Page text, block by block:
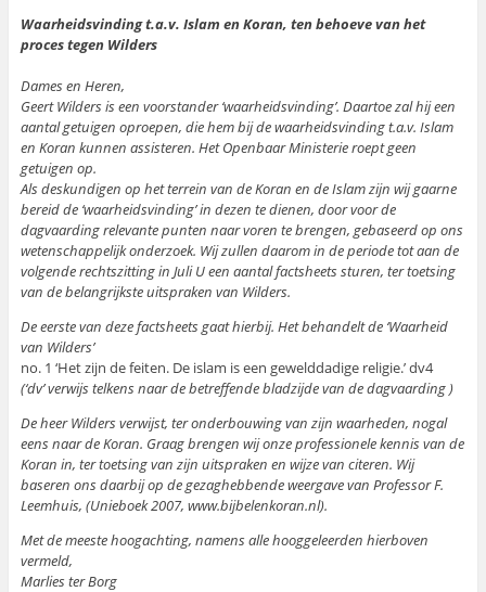
Waarheidsvinding t.a.v. Islam en Koran, ten behoeve van het
proces tegen Wilders
Dames en Heren,
Geert Wilders is een voorstander ‘waarheidsvinding’. Daartoe zal hij een
aantal getuigen oproepen, die hem bij de waarheidsvinding t.a.v. Islam
en Koran kunnen assisteren. Het Openbaar Ministerie roept geen
getuigen op.
Als deskundigen op het terrein van de Koran en de Islam zijn wij gaarne
bereid de ‘waarheidsvinding’ in dezen te dienen, door voor de
dagvaarding relevante punten naar voren te brengen, gebaseerd op ons
wetenschappelijk onderzoek. Wij zullen daarom in de periode tot aan de
volgende rechtszitting in Juli U een aantal factsheets sturen, ter toetsing
van de belangrijkste uitspraken van Wilders.
De eerste van deze factsheets gaat hierbij. Het behandelt de ‘Waarheid
van Wilders’
no. 1 ‘Het zijn de feiten. De islam is een gewelddadige religie.’ dv4
(‘dv’ verwijs telkens naar de betreffende bladzijde van de dagvaarding )
De heer Wilders verwijst, ter onderbouwing van zijn waarheden, nogal
eens naar de Koran. Graag brengen wij onze professionele kennis van de
Koran in, ter toetsing van zijn uitspraken en wijze van citeren. Wij
baseren ons daarbij op de gezaghebbende weergave van Professor F.
Leemhuis, (Unieboek 2007, www.bijbelenkoran.nl).
Met de meeste hoogachting, namens alle hooggeleerden hierboven
vermeld,
Marlies ter Borg